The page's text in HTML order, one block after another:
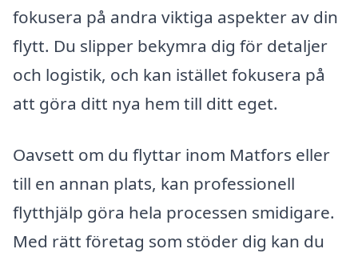
fokusera på andra viktiga aspekter av din
flytt. Du slipper bekymra dig för detaljer
och logistik, och kan istället fokusera på
att göra ditt nya hem till ditt eget.
Oavsett om du flyttar inom Matfors eller
till en annan plats, kan professionell
flytthjälp göra hela processen smidigare.
Med rätt företag som stöder dig kan du